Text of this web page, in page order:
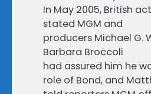
In May 2005, British
stated MGM and
producers Michael G.
Barbara Broccoli
had assured him he
role of Bond, and